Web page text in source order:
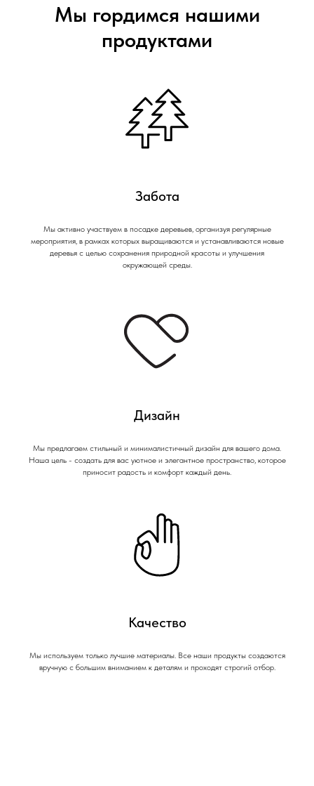
Мы гордимся нашими
продуктами
Забота
Мы активно участвуем в посадке деревьев, организуя регулярные
мероприятия, в рамках которых выращиваются и устанавливаются новые
деревья с целью сохранения природной красоты и улучшения
окружающей среды.
Дизайн
Мы предлагаем стильный и минималистичный дизайн для вашего дома.
Наша цель - создать для вас уютное и элегантное пространство, которое
приносит радость и комфорт каждый день.
Качество
Мы используем только лучшие материалы. Все наши продукты создаются
вручную с большим вниманием к деталям и проходят строгий отбор.